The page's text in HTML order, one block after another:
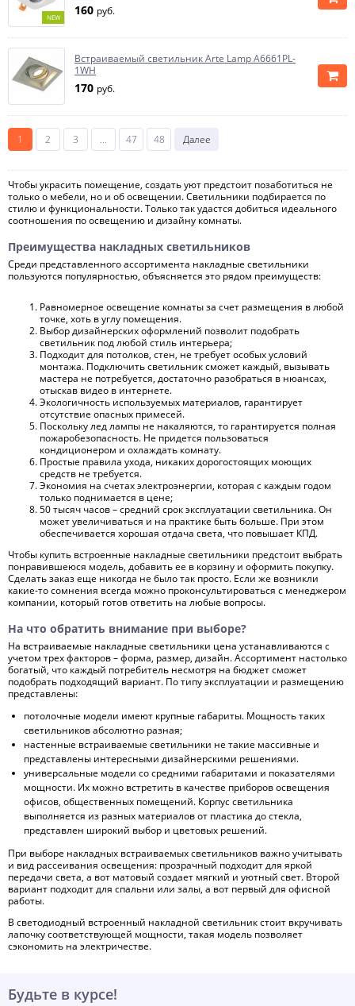
NEW 160 руб.
Встраиваемый светильник Arte Lamp A6661PL-
1WH
170 руб.
1 2 3 ... 47 48 Далее
Чтобы украсить помещение, создать уют предстоит позаботиться не
только о мебели, но и об освещении. Светильники подбирается по
стилю и функциональности. Только так удастся добиться идеального
соотношения по освещению и дизайну комнаты.
Преимущества накладных светильников
Среди представленного ассортимента накладные светильники
пользуются популярностью, объясняется это рядом преимуществ:
Равномерное освещение комнаты за счет размещения в любой
точке, хоть в углу помещения.
Выбор дизайнерских оформлений позволит подобрать
светильник под любой стиль интерьера;
Подходит для потолков, стен, не требует особых условий
монтажа. Подключить светильник сможет каждый, вызывать
мастера не потребуется, достаточно разобраться в нюансах,
отыскав видео в интернете.
Экологичность используемых материалов, гарантирует
отсутствие опасных примесей.
Поскольку лед лампы не накаляются, то гарантируется полная
пожаробезопасность. Не придется пользоваться
кондиционером и охлаждать комнату.
Простые правила ухода, никаких дорогостоящих моющих
средств не требуется.
Экономия на счетах электроэнергии, которая с каждым годом
только поднимается в цене;
50 тысяч часов – средний срок эксплуатации светильника. Он
может увеличиваться и на практике быть больше. При этом
обеспечивается хорошая отдача света, что повышает КПД.
Чтобы купить встроенные накладные светильники предстоит выбрать
понравившеюся модель, добавить ее в корзину и оформить покупку.
Сделать заказ еще никогда не было так просто. Если же возникли
какие-то сомнения всегда можно проконсультироваться с менеджером
компании, который готов ответить на любые вопросы.
На что обратить внимание при выборе?
На встраиваемые накладные светильники цена устанавливаются с
учетом трех факторов – форма, размер, дизайн. Ассортимент настолько
богатый, что каждый потребитель несмотря на бюджет сможет
подобрать подходящий вариант. По типу эксплуатации и размещению
представлены:
потолочные модели имеют крупные габариты. Мощность таких
светильников абсолютно разная;
настенные встраиваемые светильники не такие массивные и
представлены интересными дизайнерскими решениями.
универсальные модели со средними габаритами и показателями
мощности. Их можно встретить в качестве приборов освещения
офисов, общественных помещений. Корпус светильника
выполняется из разных материалов от пластика до стекла,
представлен широкий выбор и цветовых решений.
При выборе накладных встраиваемых светильников важно учитывать
и вид рассеивания освещения: прозрачный подходит для яркой
передачи света, а вот матовый создает мягкий и уютный свет. Второй
вариант подходит для спальни или залы, а вот первый для офисной
работы.
В светодиодный встроенный накладной светильникстоит вкручивать
лапочку соответствующей мощности, такая модель позволяет
сэкономить на электричестве.
Будьте в курсе!